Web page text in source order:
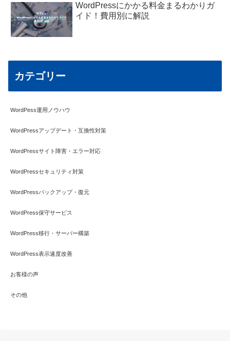
WordPressにかかる料金まるわかりガ
イド！費用別に解説
カテゴリー
WordPess運用ノウハウ
WordPressアップデート・互換性対策
WordPressサイト障害・エラー対応
WordPressセキュリティ対策
WordPressバックアップ・復元
WordPress保守サービス
WordPress移行・サーバー構築
WordPress表示速度改善
お客様の声
その他